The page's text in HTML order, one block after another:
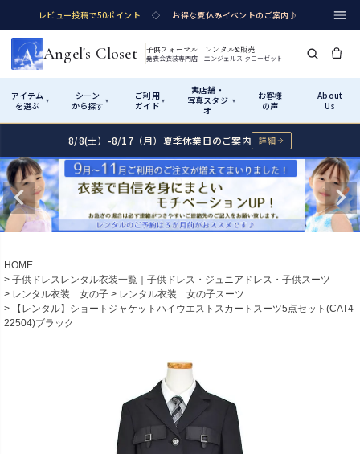
レビュー投稿で50ポイント ◇ お得な夏休みイベントのご案内♪
Angel's Closet 子供フォーマル レンタル&販売
発表会衣装専門店 エンジェルス クローゼット
アイテム
を選ぶ
▾
シーン
から探す ▾
ご利用
ガイド ▾
実店舗・
写真スタジ
オ
▾
お客様
の声
About
Us
Shop by Category アイテムから探す
カテゴリ詳細→ サイズで選ぶ→
Rentalレンタル
女の子ドレス
パニエ
Shop by Occasion シーンから探す
性別・サイズで絞り込む→
発表会・コンクール
舞台で輝くステージ衣装
Wedding
結婚式
フラワーガール・リングボーイ・ゲ
スト
How It Works ご利用ガイド
Startはじめに
01
02 サイズの選び方
測り方と目安
レンタルのご案内
Visit Us 実店舗・写真スタジオ
実店舗 つくば店
8/8(土）-8/17（月）夏季休業日のご案内 詳細
HOME
子供ドレスレンタル衣装一覧｜子供ドレス・ジュニアドレス・子供スーツ
レンタル衣装 女の子
レンタル衣装 女の子スーツ
【レンタル】ショートジャケットハイウエストスカートスーツ5点セット(CAT4
22504)ブラック